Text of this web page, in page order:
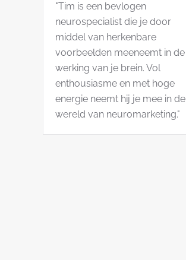
"Tim is een bevlogen
neurospecialist die je door
middel van herkenbare
voorbeelden meeneemt in de
werking van je brein. Vol
enthousiasme en met hoge
energie neemt hij je mee in de
wereld van neuromarketing."